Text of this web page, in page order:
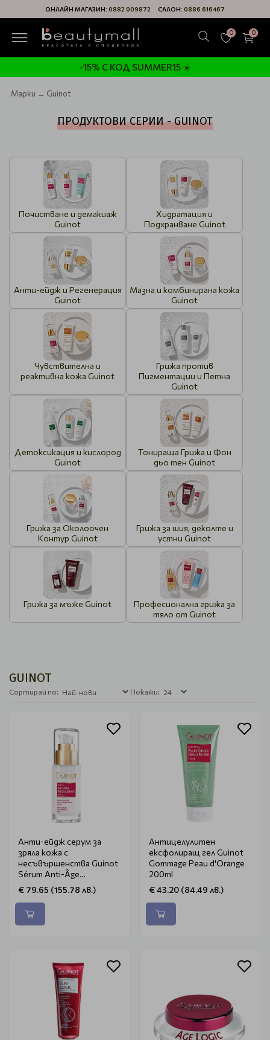
ОНЛАЙН МАГАЗИН: 0882 009872 САЛОН: 0886 616467
0 0
-15% С КОД SUMMER15 ☀️
Марки Guinot
ПРОДУКТОВИ СЕРИИ - GUINOT
Почистване и демакиаж
Guinot
Хидратация и
Подхранване Guinot
Анти-ейдж и Регенерация
Guinot
Мазна и комбинирана кожа
Guinot
Чувствителна и
реактивна кожа Guinot
Грижа против
Пигментации и Петна
Guinot
Детоксикация и кислород
Guinot
Тонираща Грижа и Фон
дьо тен Guinot
Грижа за Околоочен
Контур Guinot
Грижа за шия, деколте и
устни Guinot
Грижа за мъже Guinot
Професионална грижа за
тяло от Guinot
GUINOT
Сортирай по: Покажи:
Анти-ейдж серум за
зряла кожа с
несъвършенства Guinot
Sérum Anti-Âge
Rééquilibrant 30ml
€ 79.65 (155.78 лв.)
Антицелулитен
ексфолиращ гел Guinot
Gommage Peau d'Orange
200ml
€ 43.20 (84.49 лв.)